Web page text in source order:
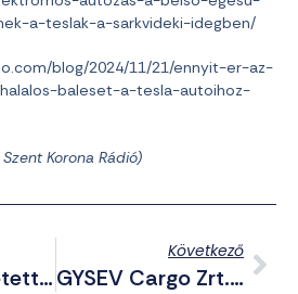
a-teslak-a-sarkvideki-idegben/
blog/2024/11/21/ennyit-er-az-
baleset-a-tesla-autoihoz-
Korona Rádió)
Vietnámi Fizetett Lájkolók Lepték El Magyar Péter Facebook Oldalát
Következő
GYSEV Cargo Zrt.-Be Vásárolta Be Magát Tiborcz István